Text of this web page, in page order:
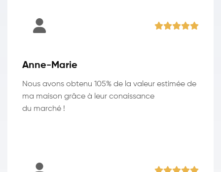
Anne-Marie
Nous avons obtenu 105% de la valeur estimée de
ma maison grâce à leur conaissance
du marché !